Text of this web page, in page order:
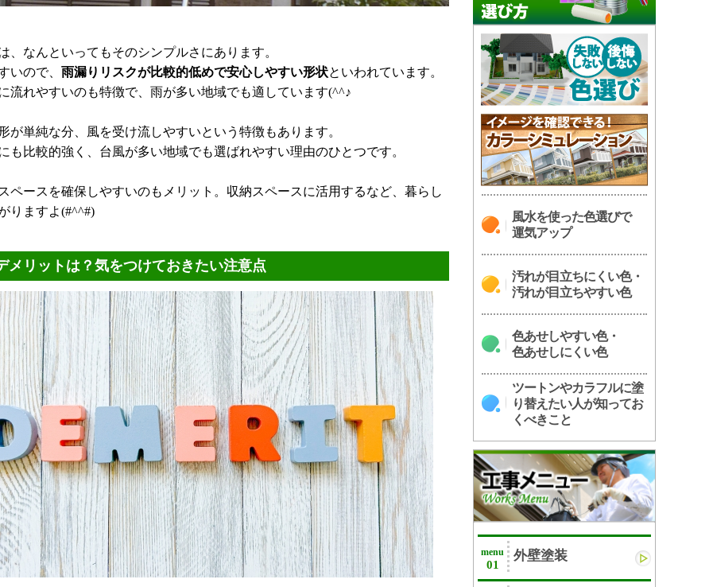
、なんといってもそのシンプルさにあります。
いので、 雨漏りリスクが比較的低めで安心しやすい形状といわれています。
流れやすいのも特徴で、雨が多い地域でも適しています(^^♪
が単純な分、風を受け流しやすいという特徴もあります。
も比較的強く、台風が多い地域でも選ばれやすい理由のひとつです。
ペースを確保しやすいのもメリット。収納スペースに活用するなど、暮らし
りますよ(#^^#)
メリットは？気をつけておきたい注意点
風水を使った色選びで
運気アップ
汚れが目立ちにくい色・
汚れが目立ちやすい色
色あせしやすい色・
色あせしにくい色
ツートンやカラフルに塗
り替えたい人が知ってお
くべきこと
menu
01
外壁塗装